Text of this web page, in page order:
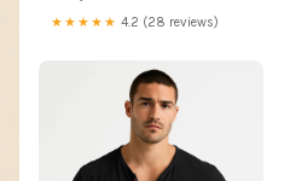
★★★★★ 4.2 (28 reviews)